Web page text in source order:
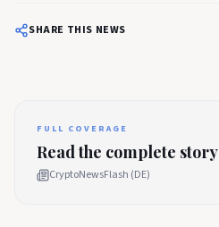
SHARE THIS NEWS
FULL COVERAGE
Read the complete story
CryptoNewsFlash (DE)